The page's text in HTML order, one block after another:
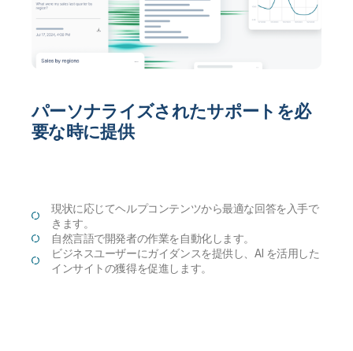
パーソナライズされたサポートを必
要な時に提供
現状に応じてヘルプコンテンツから最適な回答を入手で
きます。
自然言語で開発者の作業を自動化します。
ビジネスユーザーにガイダンスを提供し、AI を活用した
インサイトの獲得を促進します。